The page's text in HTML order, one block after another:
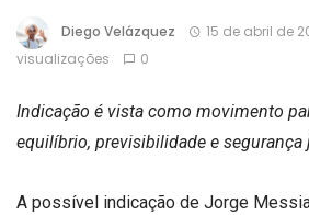
Diego Velázquez 15 de abril de
visualizações
0
Indicação é vista como movimento
equilíbrio, previsibilidade e segurança
A possível indicação de Jorge